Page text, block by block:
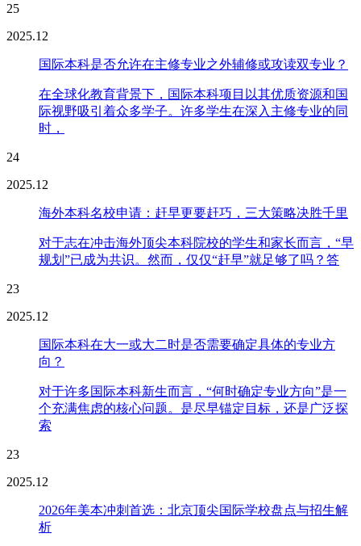
25
2025.12
国际本科是否允许在主修专业之外辅修或攻读双专业？
在全球化教育背景下，国际本科项目以其优质资源和国
际视野吸引着众多学子。许多学生在深入主修专业的同
时，
24
2025.12
海外本科名校申请：赶早更要赶巧，三大策略决胜千里
对于志在冲击海外顶尖本科院校的学生和家长而言，“早
规划”已成为共识。然而，仅仅“赶早”就足够了吗？答
23
2025.12
国际本科在大一或大二时是否需要确定具体的专业方
向？
对于许多国际本科新生而言，“何时确定专业方向”是一
个充满焦虑的核心问题。是尽早锚定目标，还是广泛探
索
23
2025.12
2026年美本冲刺首选：北京顶尖国际学校盘点与招生解
析